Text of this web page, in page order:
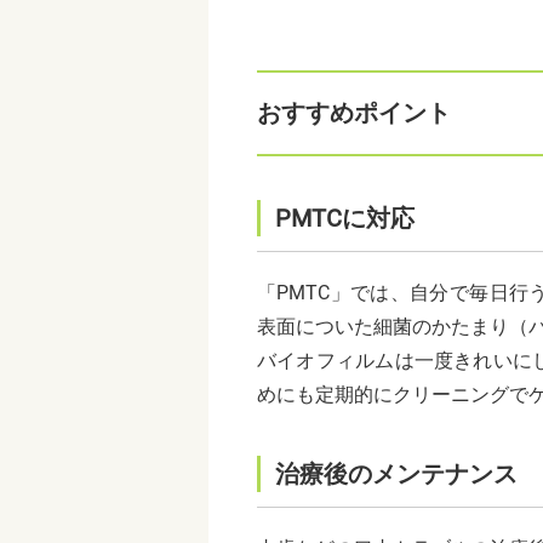
おすすめポイント
PMTCに対応
「PMTC」では、自分で毎日
表面についた細菌のかたまり（
バイオフィルムは一度きれいに
めにも定期的にクリーニングで
治療後のメンテナンス